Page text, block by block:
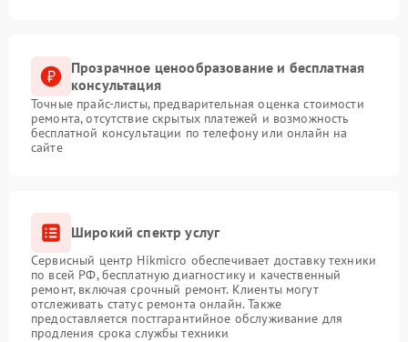
Прозрачное ценообразование и бесплатная
консультация
Точные прайс-листы, предварительная оценка стоимости
ремонта, отсутствие скрытых платежей и возможность
бесплатной консультации по телефону или онлайн на
сайте
Широкий спектр услуг
Сервисный центр Hikmicro обеспечивает доставку техники
по всей РФ, бесплатную диагностику и качественный
ремонт, включая срочный ремонт. Клиенты могут
отслеживать статус ремонта онлайн. Также
предоставляется постгарантийное обслуживание для
продления срока службы техники